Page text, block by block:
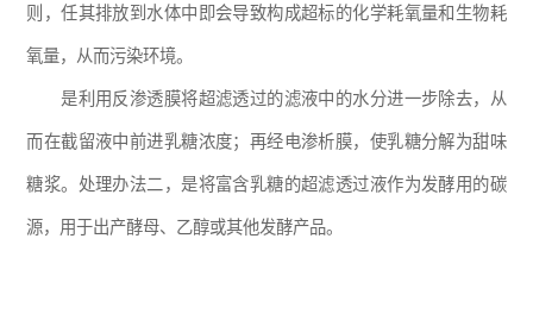
则，任其排放到水体中即会导致构成超标的化学耗氧量和生物耗
氧量，从而污染环境。
是利用反渗透膜将超滤透过的滤液中的水分进一步除去，从
而在截留液中前进乳糖浓度；再经电渗析膜，使乳糖分解为甜味
糖浆。处理办法二，是将富含乳糖的超滤透过液作为发酵用的碳
源，用于出产酵母、乙醇或其他发酵产品。